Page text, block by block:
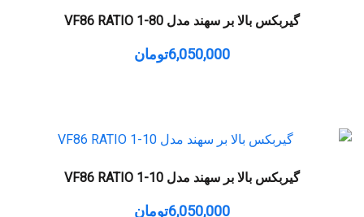
گیربکس بالا بر سهند مدل VF86 RATIO 1-80
6,050,000تومان
گیربکس بالا بر سهند مدل VF86 RATIO 1-10
6,050,000تومان